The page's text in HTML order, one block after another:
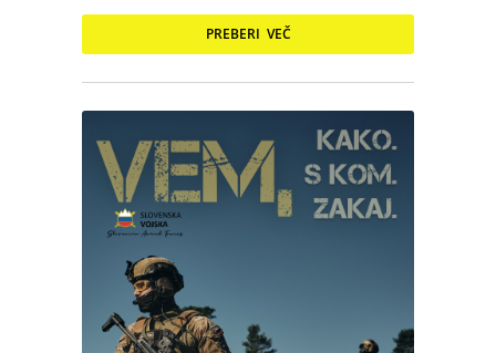
PREBERI VEČ